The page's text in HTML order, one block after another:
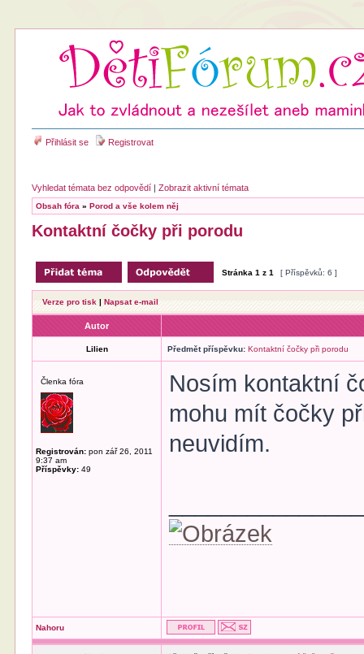
Přihlásit se Registrovat
Vyhledat témata bez odpovědí |Zobrazit aktivní témata
Obsah fóra »Porod a vše kolem něj
Kontaktní čočky při porodu
Stránka1 z1 [ Příspěvků: 6 ]
Verze pro tisk |Napsat e-mail
Autor
Lilien Předmět příspěvku: Kontaktní čočky při porodu
Členka fóra
Registrován: pon zář 26, 2011
9:37 am
Příspěvky: 49
Nosím kontaktní
mohu mít čočky
neuvidím.
Nahoru